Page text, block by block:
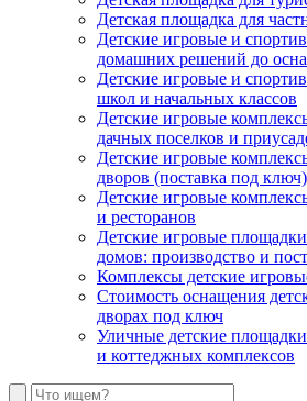
Детская площадка для
Детские игровые и
домашних решений до
Детские игровые и
школ и начальных классов
Детские игровые
дачных поселков и
Детские игровые
дворов (поставка под ключ)
Детские игровые
и ресторанов
Детские игровые
домов: производство и
Комплексы детские
Стоимость оснащения
дворах под ключ
Уличные детские
и коттеджных комплексов